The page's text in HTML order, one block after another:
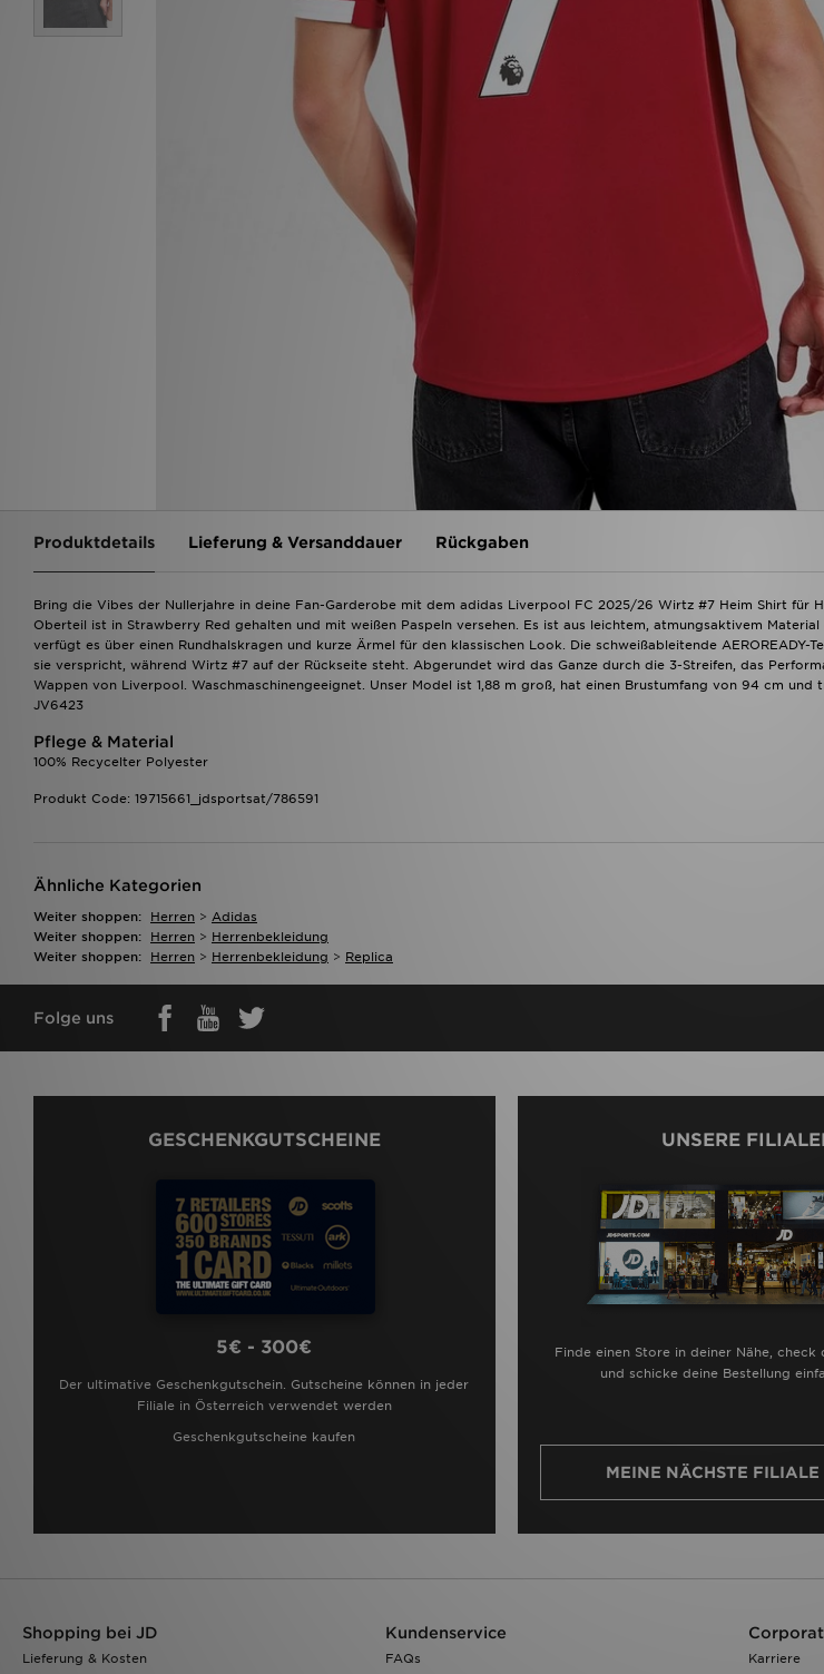
Produktdetails Lieferung & Versanddauer Rückgaben
Bring die Vibes der Nullerjahre in deine Fan-Garderobe mit dem adidas Liverpool FC 2025/26 Wirtz #7 Heim Shirt für
Oberteil ist in Strawberry Red gehalten und mit weißen Paspeln versehen. Es ist aus leichtem, atmungsaktivem
verfügt es über einen Rundhalskragen und kurze Ärmel für den klassischen Look. Die schweißableitende AEROREADY-
sie verspricht, während Wirtz #7 auf der Rückseite steht. Abgerundet wird das Ganze durch die 3-Streifen, das
Wappen von Liverpool. Waschmaschinengeeignet. Unser Model ist 1,88 m groß, hat einen Brustumfang von 94 cm und
JV6423
Pflege & Material
100% Recycelter Polyester
Produkt Code: 19715661_jdsportsat/786591
Ähnliche Kategorien
Weiter shoppen: Herren > Adidas
Weiter shoppen:
Herren > Herrenbekleidung
Weiter shoppen:
Herren > Herrenbekleidung > Replica
Folge uns
GESCHENKGUTSCHEINE
5€ - 300€
Der ultimative Geschenkgutschein. Gutscheine können in jeder
Filiale in Österreich verwendet werden
Geschenkgutscheine kaufen
UNSERE
Finde einen Store in deiner Nähe, check
und schicke deine Bestellung
MEINE NÄCHSTE
Shopping bei JD
Lieferung & Kosten
Kundenservice
FAQs
Karriere